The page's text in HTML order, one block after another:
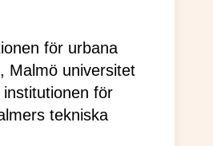
för urbana
Malmö universitet
för
tekniska